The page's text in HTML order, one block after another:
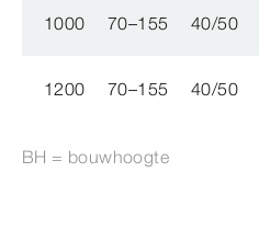
1000 70–155 40/50
1200 70–155 40/50
BH = bouwhoogte